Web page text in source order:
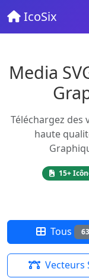
IcoSix
Media
Téléchargez des
haute
15+
Tous 63
Vecteurs